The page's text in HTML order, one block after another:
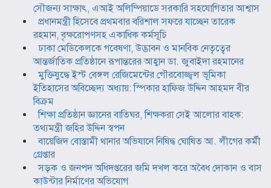
সৌজন্য সাক্ষাৎ, এআই অলিম্পিয়াডে সরকারি সহযোগিতার আশ্বাস
প্রধানমন্ত্রী হিসেবে প্রথমবার বরিশাল সফরে যাচ্ছেন তারেক
রহমান, বৃক্ষরোপণসহ একাধিক কর্মসূচি
ঢাকা মেডিকেলকে গবেষণা, উদ্ভাবন ও মানবিক নেতৃত্বের
আন্তর্জাতিক প্রতিষ্ঠানে রূপান্তরের আহ্বান ডা. জুবাইদা রহমানের
মুক্তিযুদ্ধে ইস্ট বেঙ্গল রেজিমেন্টের গৌরবোজ্জ্বল ভূমিকা
ইতিহাসের অবিচ্ছেদ্য অধ্যায়: স্পিকার হাফিজ উদ্দিন আহমদ বীর
বিক্রম
শিক্ষা প্রতিষ্ঠান জ্ঞানের বাতিঘর, শিক্ষকরা সেই আলোর বাহক:
তথ্যমন্ত্রী জহির উদ্দিন স্বপন
বায়েজিদ বোস্তামী থানার অভিযানে নিষিদ্ধ ঘোষিত আ. লীগের কর্মী
গ্রেপ্তার
সড়ক ও জনপদ অধিদপ্তরের জমি দখল করে অবৈধ দোকান ও বাস
কাউন্টার নির্মাণের অভিযোগ